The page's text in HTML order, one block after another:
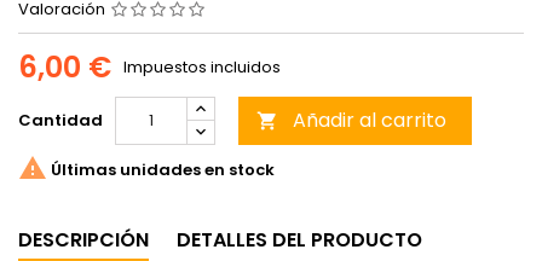
Valoración
6,00 € Impuestos incluidos
Cantidad  Añadir al carrito
 Últimas unidades en stock
DESCRIPCIÓN
DETALLES DEL PRODUCTO